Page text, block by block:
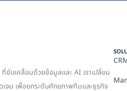
ขับเคลื่อนด้วยข้อมูลและ AI เราเปลี่ยน
เจน เพื่อยกระดับศักยภาพทีมและธุรกิจ